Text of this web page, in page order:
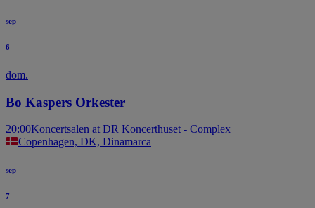
sep
6
dom.
Bo Kaspers Orkester
20:00Koncertsalen at DR Koncerthuset - Complex
Copenhagen, DK, Dinamarca
sep
7